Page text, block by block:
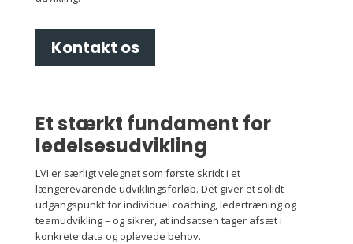
Kontakt os
Et stærkt fundament for
ledelsesudvikling
LVI er særligt velegnet som første skridt i et
længerevarende udviklingsforløb. Det giver et solidt
udgangspunkt for individuel coaching, ledertræning og
teamudvikling – og sikrer, at indsatsen tager afsæt i
konkrete data og oplevede behov.